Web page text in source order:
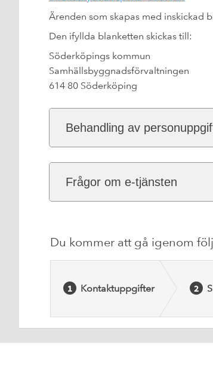
Ärenden som skapas med inskickad
Den ifyllda blanketten skickas till:
Söderköpings kommun
Samhällsbyggnadsförvaltningen
614 80 Söderköping
Behandling av
Frågor om e-tjänsten
Du kommer att gå igenom
Kontaktuppgifter